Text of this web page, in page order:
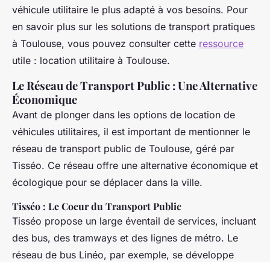
véhicule utilitaire le plus adapté à vos besoins. Pour
en savoir plus sur les solutions de transport pratiques
à Toulouse, vous pouvez consulter cette ressource
utile : location utilitaire à Toulouse.
Le Réseau de Transport Public : Une Alternative
Économique
Avant de plonger dans les options de location de
véhicules utilitaires, il est important de mentionner le
réseau de transport public de Toulouse, géré par
Tisséo. Ce réseau offre une alternative économique et
écologique pour se déplacer dans la ville.
Tisséo : Le Coeur du Transport Public
Tisséo propose un large éventail de services, incluant
des bus, des tramways et des lignes de métro. Le
réseau de bus Linéo, par exemple, se développe